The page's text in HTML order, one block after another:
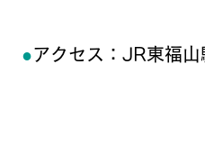
●アクセス：JR東福